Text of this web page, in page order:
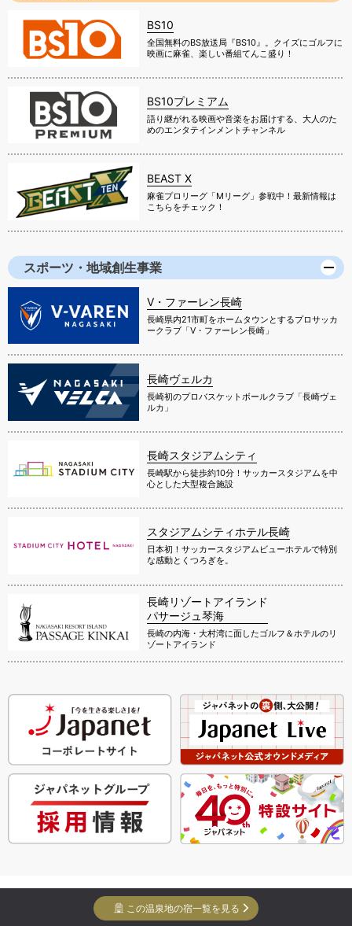
この温泉地の宿一覧を見る
BS10
全国無料のBS放送局『BS10』。クイズにゴルフに
映画に麻雀、楽しい番組てんこ盛り！
BS10プレミアム
語り継がれる映画や音楽をお届けする、大人のた
めのエンタテインメントチャンネル
BEAST X
麻雀プロリーグ「Mリーグ」参戦中！最新情報は
こちらをチェック！
スポーツ・地域創生事業
V・ファーレン長崎
長崎県内21市町をホームタウンとするプロサッカ
ークラブ「V・ファーレン長崎」
長崎ヴェルカ
長崎初のプロバスケットボールクラブ「長崎ヴェ
ルカ」
長崎スタジアムシティ
長崎駅から徒歩約10分！サッカースタジアムを中
心とした大型複合施設
スタジアムシティホテル長崎
日本初！サッカースタジアムビューホテルで特別
な感動とくつろぎを。
長崎リゾートアイランド
パサージュ琴海
長崎の内海・大村湾に面したゴルフ＆ホテルのリ
ゾートアイランド
Copyright Yuko Yuko Inc. All Rights Reserved.